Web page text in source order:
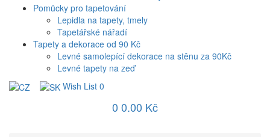
Pomůcky pro tapetování
Lepidla na tapety, tmely
Tapetářské nářadí
Tapety a dekorace od 90 Kč
Levné samolepící dekorace na stěnu za 90Kč
Levné tapety na zeď
Wish List 0
0 0.00 Kč